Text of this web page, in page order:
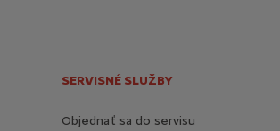
SERVISNÉ SLUŽBY
Objednať sa do servisu